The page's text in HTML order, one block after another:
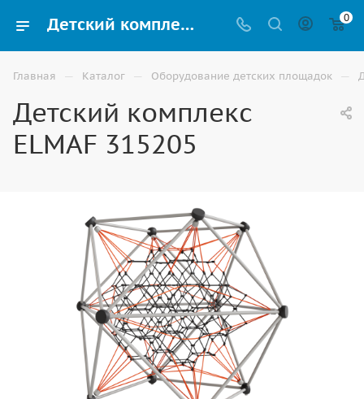
Детский комплекс ELMAF 315205 для детской площадки купить по доступной цене в Волгограде 0
Главная — Каталог — Оборудование детских площадок —
Детский комплекс
ELMAF 315205